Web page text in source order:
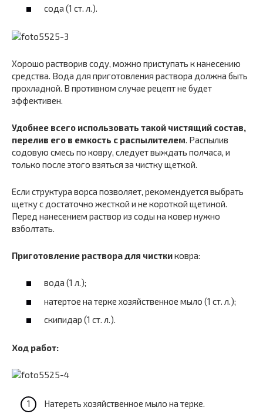
сода (1 ст. л.).
Хорошо растворив соду, можно приступать к нанесению
средства. Вода для приготовления раствора должна быть
прохладной. В противном случае рецепт не будет
эффективен.
Удобнее всего использовать такой чистящий состав,
перелив его в емкость с распылителем. Распылив
содовую смесь по ковру, следует выждать полчаса, и
только после этого взяться за чистку щеткой.
Если структура ворса позволяет, рекомендуется выбрать
щетку с достаточно жесткой и не короткой щетиной.
Перед нанесением раствор из соды на ковер нужно
взболтать.
Приготовление раствора для чисткиковра:
вода (1 л.);
натертое на терке хозяйственное мыло (1 ст. л.);
скипидар (1 ст. л.).
Ход работ:
Натереть хозяйственное мыло на терке.